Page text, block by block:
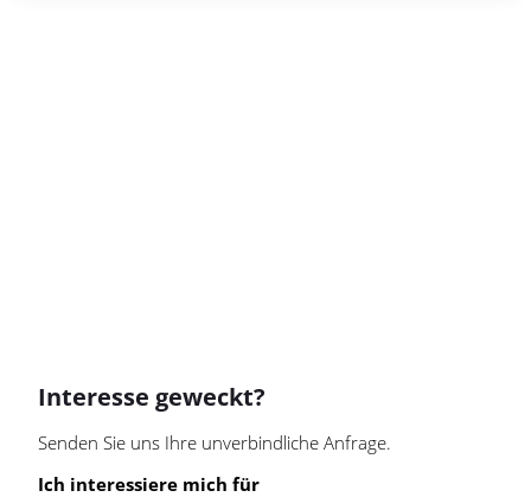
Kurvenlicht
Led-Scheinwerfer
Interesse geweckt?
Senden Sie uns Ihre unverbindliche Anfrage.
Ich interessiere mich für